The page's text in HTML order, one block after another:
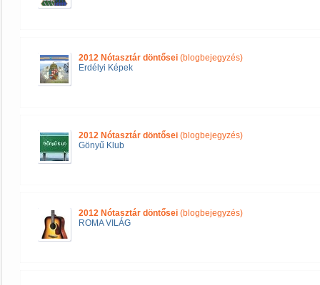
2012 Nótasztár döntősei (blogbejegyzés)
Erdélyi Képek
2012 Nótasztár döntősei (blogbejegyzés)
Gönyű Klub
2012 Nótasztár döntősei (blogbejegyzés)
ROMA VILÁG